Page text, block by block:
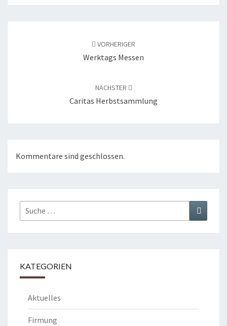
VORHERIGER
Werktags Messen
NÄCHSTER
Caritas Herbstsammlung
Kommentare sind geschlossen.
Suche
nach:
Suchen
KATEGORIEN
Aktuelles
Firmung